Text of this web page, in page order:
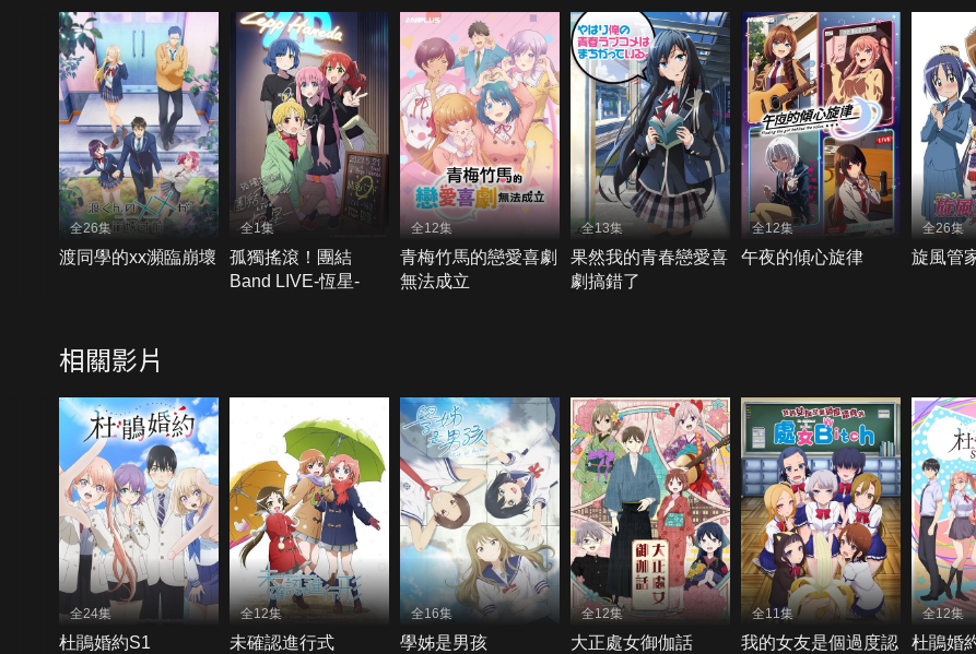
全26集
渡同學的xx瀕臨崩壞
全1集
孤獨搖滾！團結
Band LIVE-恆星-
全12集
青梅竹馬的戀愛喜劇
無法成立
全13集
果然我的青春戀愛喜
劇搞錯了
全12集
午夜的傾心旋律
全26集
旋風管
相關影片
全24集
杜鵑婚約S1
全12集
未確認進行式
全16集
學姊是男孩
全12集
大正處女御伽話
全11集
我的女友是個過度認
全12集
杜鵑婚